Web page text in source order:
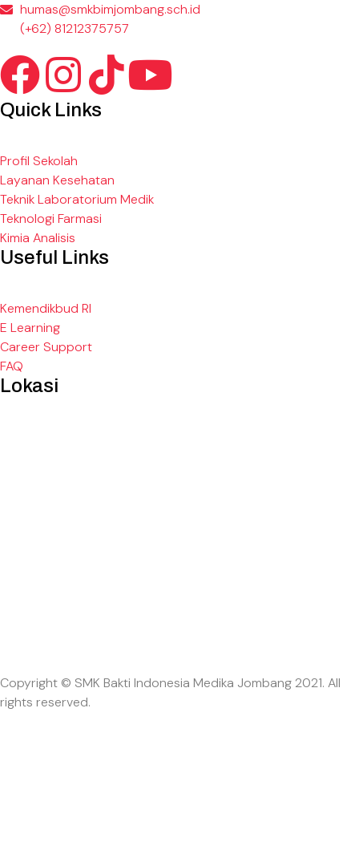
humas@smkbimjombang.sch.id
(+62) 81212375757
Quick Links
Profil Sekolah
Layanan Kesehatan
Teknik Laboratorium Medik
Teknologi Farmasi
Kimia Analisis
Useful Links
Kemendikbud RI
E Learning
Career Support
FAQ
Lokasi
Copyright © SMK Bakti Indonesia Medika Jombang 2021. All
rights reserved.